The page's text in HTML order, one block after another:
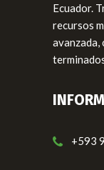
Ecuador.
recursos
+593